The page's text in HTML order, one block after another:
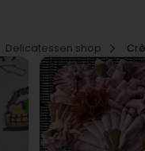
Delicatessen shop